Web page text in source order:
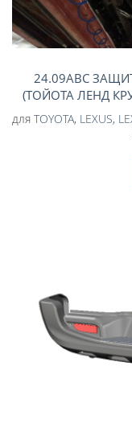
24.09ABC
(ТОЙОТА ЛЕНД
GX460 V-
для TOYOTA, LEXUS,